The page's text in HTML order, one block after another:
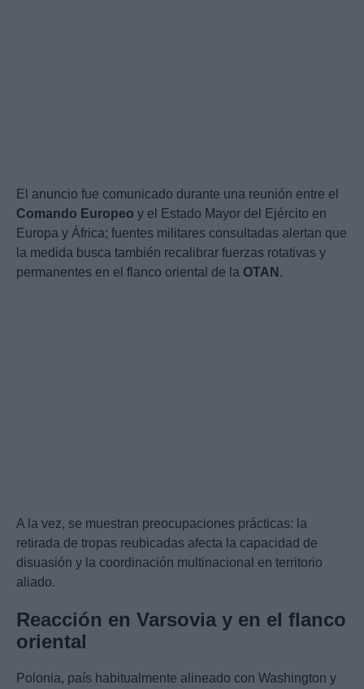
El anuncio fue comunicado durante una reunión entre el
Comando Europeo y el Estado Mayor del Ejército en
Europa y África; fuentes militares consultadas alertan que
la medida busca también recalibrar fuerzas rotativas y
permanentes en el flanco oriental de la OTAN .
A la vez, se muestran preocupaciones prácticas: la
retirada de tropas reubicadas afecta la capacidad de
disuasión y la coordinación multinacional en territorio
aliado.
Reacción en Varsovia y en el flanco
oriental
Polonia, país habitualmente alineado con Washington y